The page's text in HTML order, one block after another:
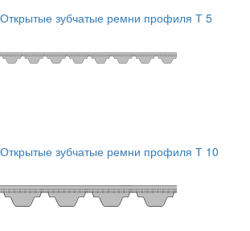
Открытые зубчатые ремни профиля Т 5
Открытые зубчатые ремни профиля Т 10